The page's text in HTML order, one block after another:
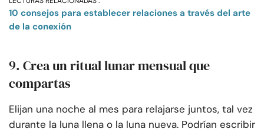
10 consejos para establecer relaciones a través del arte
de la conexión
9. Crea un ritual lunar mensual que
compartas
Elijan una noche al mes para relajarse juntos, tal vez
durante la luna llena o la luna nueva. Podrían escribir